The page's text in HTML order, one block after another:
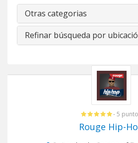
Otras categorias
Refinar búsqueda por
- 5
Rouge Hip-